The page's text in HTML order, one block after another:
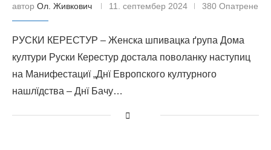
автор Ол. Живкович 11. септембер 2024 380 Опатрене
РУСКИ КЕРЕСТУР – Женска шпивацка ґрупа Дома
култури Руски Керестур достала поволанку наступиц
на Манифестациї „Днї Европского културного
нашлїдства – Днї Бачу…